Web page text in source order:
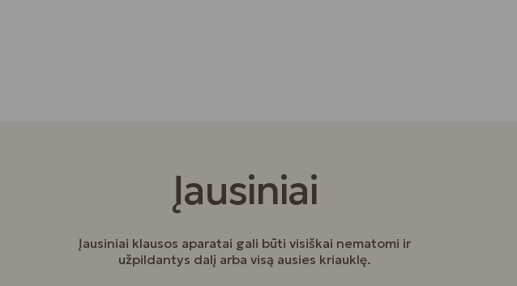
Įausiniai
Įausiniai klausos aparatai gali būti visiškai nematomi ir
užpildantys dalį arba visą ausies kriauklę.